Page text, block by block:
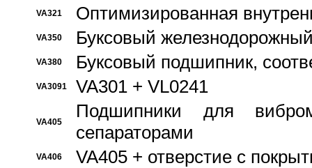
VA321 Оптимизированная
VA350 Буксовый
VA380 Буксовый подшипник,
VA3091 VA301 + VL0241
VA405
Подшипники для
сепараторами
VA406 VA405 + отверстие с